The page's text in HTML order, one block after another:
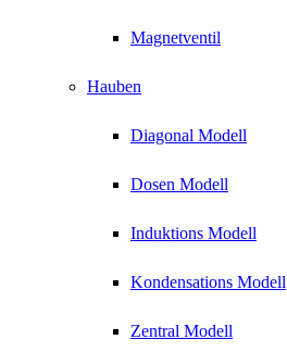
Magnetventil
Hauben
Diagonal Modell
Dosen Modell
Induktions Modell
Kondensations Modell
Zentral Modell